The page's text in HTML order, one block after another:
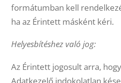
formátumban kell
ha az Érintett másként kéri.
Helyesbítéshez való jog:
Az Érintett jogosult arra,
Adatkezelő indokolatlan